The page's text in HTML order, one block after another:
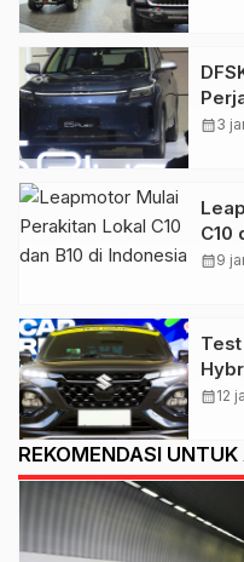
calendar_month3
C10
calendar_month9
calendar_month12
REKOMENDASI UNTUK